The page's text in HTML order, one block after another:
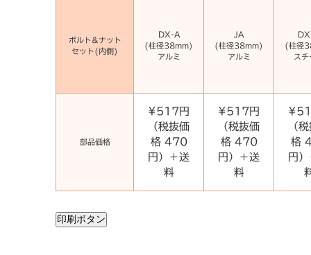
ボルト&ナット
セット(内側)
DX-A
(柱径38mm)
アルミ
JA
(柱径38mm)
アルミ
(柱径
スチ
部品価格
¥517円
（税抜価
格 470
円）＋送
料
¥517円
（税抜価
格 470
円）＋送
料
（
格
円